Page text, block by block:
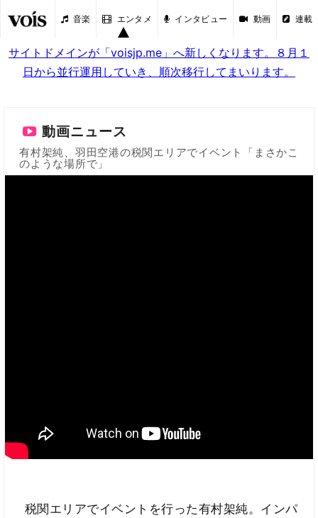
音楽 エンタメ インタビュー 動画 連載
サイトドメインが「voisjp.me」へ新しくなります。８月１
日から並行運用していき、順次移行してまいります。
動画ニュース
有村架純、羽田空港の税関エリアでイベント「まさかこ
のような場所で」
税関エリアでイベントを行った有村架純。インパ